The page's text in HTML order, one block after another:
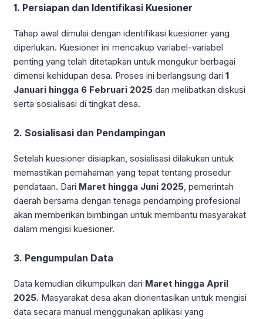
1. Persiapan dan Identifikasi Kuesioner
Tahap awal dimulai dengan identifikasi kuesioner yang
diperlukan. Kuesioner ini mencakup variabel-variabel
penting yang telah ditetapkan untuk mengukur berbagai
dimensi kehidupan desa. Proses ini berlangsung dari 1
Januari hingga 6 Februari 2025 dan melibatkan diskusi
serta sosialisasi di tingkat desa.
2. Sosialisasi dan Pendampingan
Setelah kuesioner disiapkan, sosialisasi dilakukan untuk
memastikan pemahaman yang tepat tentang prosedur
pendataan. Dari Maret hingga Juni 2025, pemerintah
daerah bersama dengan tenaga pendamping profesional
akan memberikan bimbingan untuk membantu masyarakat
dalam mengisi kuesioner.
3. Pengumpulan Data
Data kemudian dikumpulkan dari Maret hingga April
2025. Masyarakat desa akan diorientasikan untuk mengisi
data secara manual menggunakan aplikasi yang